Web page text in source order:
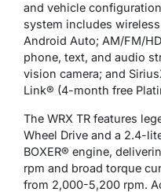
and vehicle
system includes
Android Auto; AM/FM/
phone, text, and audio
vision camera; and
Link® (4-month free
The WRX TR features
Wheel Drive and a 2.4-
BOXER® engine,
rpm and broad torque
from 2,000-5,200 rpm.